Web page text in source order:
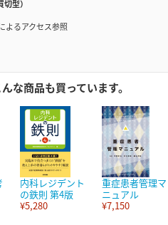
型）
よるアクセス参照
な商品も買っています。
内科レジデント
の鉄則 第4版
¥5,280
重症患者管理マ
ニュアル
¥7,150